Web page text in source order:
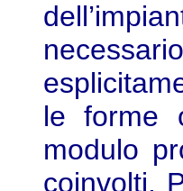
le forme
modulo
coinvolti.